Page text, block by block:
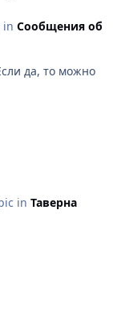
in Сообщения об
да, то можно
in Таверна